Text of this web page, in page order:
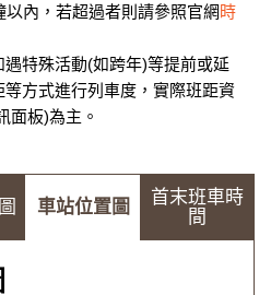
內，若超過者則請參照官網 時
特殊活動(如跨年)等提前或延
方式進行列車度，實際班距資
面板)為主。
車站位置圖
首末班車時
間